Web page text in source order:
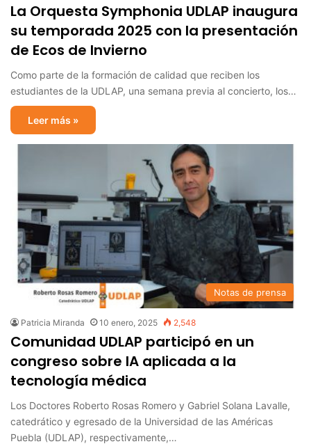
La Orquesta Symphonia UDLAP inaugura
su temporada 2025 con la presentación
de Ecos de Invierno
Como parte de la formación de calidad que reciben los
estudiantes de la UDLAP, una semana previa al concierto, los…
Leer más »
Notas de prensa
Patricia Miranda 10 enero, 2025 2,548
Comunidad UDLAP participó en un
congreso sobre IA aplicada a la
tecnología médica
Los Doctores Roberto Rosas Romero y Gabriel Solana Lavalle,
catedrático y egresado de la Universidad de las Américas
Puebla (UDLAP), respectivamente,…